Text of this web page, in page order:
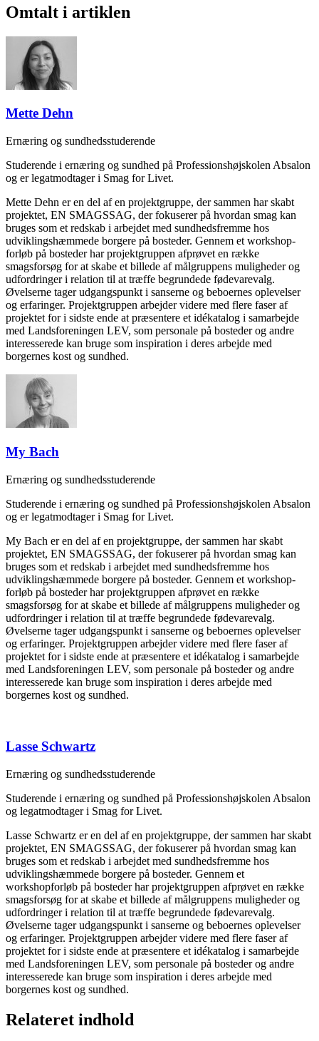
Omtalt i artiklen
Mette Dehn
Ernæring og sundhedsstuderende
Studerende i ernæring og sundhed på Professionshøjskolen Absalon
og er legatmodtager i Smag for Livet.
Mette Dehn er en del af en projektgruppe, der sammen har skabt
projektet, EN SMAGSSAG, der fokuserer på hvordan smag kan
bruges som et redskab i arbejdet med sundhedsfremme hos
udviklingshæmmede borgere på bosteder. Gennem et workshop-
forløb på bosteder har projektgruppen afprøvet en række
smagsforsøg for at skabe et billede af målgruppens muligheder og
udfordringer i relation til at træffe begrundede fødevarevalg.
Øvelserne tager udgangspunkt i sanserne og beboernes oplevelser
og erfaringer. Projektgruppen arbejder videre med flere faser af
projektet for i sidste ende at præsentere et idékatalog i samarbejde
med Landsforeningen LEV, som personale på bosteder og andre
interesserede kan bruge som inspiration i deres arbejde med
borgernes kost og sundhed.
My Bach
Ernæring og sundhedsstuderende
Studerende i ernæring og sundhed på Professionshøjskolen Absalon
og er legatmodtager i Smag for Livet.
My Bach er en del af en projektgruppe, der sammen har skabt
projektet, EN SMAGSSAG, der fokuserer på hvordan smag kan
bruges som et redskab i arbejdet med sundhedsfremme hos
udviklingshæmmede borgere på bosteder. Gennem et workshop-
forløb på bosteder har projektgruppen afprøvet en række
smagsforsøg for at skabe et billede af målgruppens muligheder og
udfordringer i relation til at træffe begrundede fødevarevalg.
Øvelserne tager udgangspunkt i sanserne og beboernes oplevelser
og erfaringer. Projektgruppen arbejder videre med flere faser af
projektet for i sidste ende at præsentere et idékatalog i samarbejde
med Landsforeningen LEV, som personale på bosteder og andre
interesserede kan bruge som inspiration i deres arbejde med
borgernes kost og sundhed.
Lasse Schwartz
Ernæring og sundhedsstuderende
Studerende i ernæring og sundhed på Professionshøjskolen Absalon
og legatmodtager i Smag for Livet.
Lasse Schwartz er en del af en projektgruppe, der sammen har skabt
projektet, EN SMAGSSAG, der fokuserer på hvordan smag kan
bruges som et redskab i arbejdet med sundhedsfremme hos
udviklingshæmmede borgere på bosteder. Gennem et
workshopforløb på bosteder har projektgruppen afprøvet en række
smagsforsøg for at skabe et billede af målgruppens muligheder og
udfordringer i relation til at træffe begrundede fødevarevalg.
Øvelserne tager udgangspunkt i sanserne og beboernes oplevelser
og erfaringer. Projektgruppen arbejder videre med flere faser af
projektet for i sidste ende at præsentere et idékatalog i samarbejde
med Landsforeningen LEV, som personale på bosteder og andre
interesserede kan bruge som inspiration i deres arbejde med
borgernes kost og sundhed.
Relateret indhold